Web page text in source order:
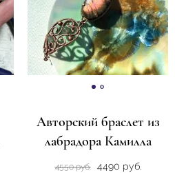
Авторский браслет из
лабрадора Камилла
4550 руб. 4490 руб.